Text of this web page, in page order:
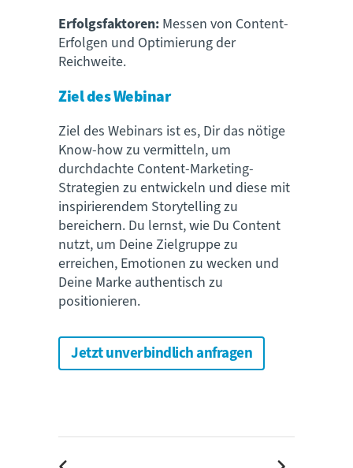
Erfolgsfaktoren: Messen von Content-
Erfolgen und Optimierung der
Reichweite.
Ziel des Webinar
Ziel des Webinars ist es, Dir das nötige
Know-how zu vermitteln, um
durchdachte Content-Marketing-
Strategien zu entwickeln und diese mit
inspirierendem Storytelling zu
bereichern. Du lernst, wie Du Content
nutzt, um Deine Zielgruppe zu
erreichen, Emotionen zu wecken und
Deine Marke authentisch zu
positionieren.
Jetzt unverbindlich anfragen